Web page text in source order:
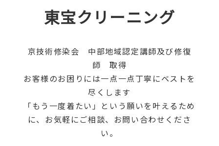
東宝クリーニング
京技術修染会 中部地域認定講師及び修復
師 取得
お客様のお困りには一点一点丁寧にベストを
尽くします
「もう一度着たい」という願いを叶えるため
に、お気軽にご相談、お問い合わせくださ
い。